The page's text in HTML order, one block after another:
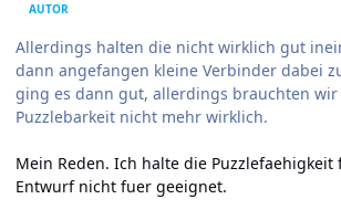
AUTOR
Allerdings halten die nicht wirklich gut
dann angefangen kleine Verbinder dabei
ging es dann gut, allerdings brauchten
Puzzlebarkeit nicht mehr wirklich.
Mein Reden. Ich halte die Puzzlefaehigkeit
Entwurf nicht fuer geeignet.